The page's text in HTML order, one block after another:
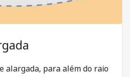
alargada, para além do raio